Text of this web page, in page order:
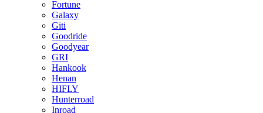
Fortune
Galaxy
Giti
Goodride
Goodyear
GRI
Hankook
Henan
HIFLY
Hunterroad
Inroad